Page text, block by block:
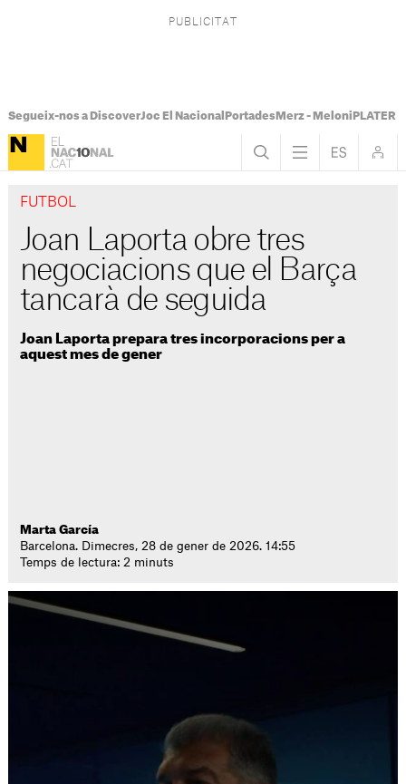
Segueix-nos a DiscoverJoc El Nacional PortadesMerz - Meloni PLATER
FUTBOL
Joan Laporta obre tres
negociacions que el Barça
tancarà de seguida
Joan Laporta prepara tres incorporacions per a
aquest mes de gener
Marta García
Barcelona. Dimecres, 28 de gener de 2026. 14:55
Temps de lectura: 2 minuts